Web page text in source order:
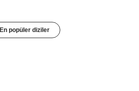
En popüler diziler